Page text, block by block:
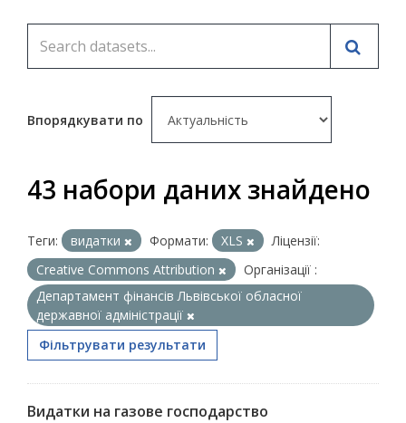
Впорядкувати по
43 набори даних знайдено
Теги: видатки Формати: XLS
Ліцензії:
Creative Commons Attribution
Організації :
Департамент фінансів Львівської обласної
державної адміністрації
Фільтрувати результати
Видатки на газове господарство